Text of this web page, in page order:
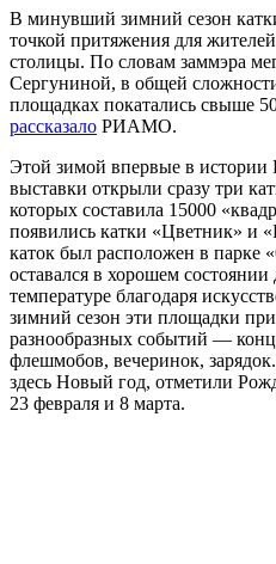
В минувший зимний сезон
точкой притяжения для
столицы. По словам заммэра
Сергуниной, в общей
площадках покатались свыше
рассказало РИАМО.
Этой зимой впервые в
выставки открыли сразу три
которых составила 15000
появились катки «Цветник» и
каток был расположен в парке
оставался в хорошем
температуре благодаря
зимний сезон эти площадки
разнообразных событий —
флешмобов, вечеринок,
здесь Новый год, отметили
23 февраля и 8 марта.